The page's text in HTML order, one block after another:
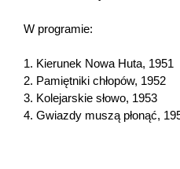
W programie:
1. Kierunek Nowa Huta, 1951
2. Pamiętniki chłopów, 1952
3. Kolejarskie słowo, 1953
4. Gwiazdy muszą płonąć,